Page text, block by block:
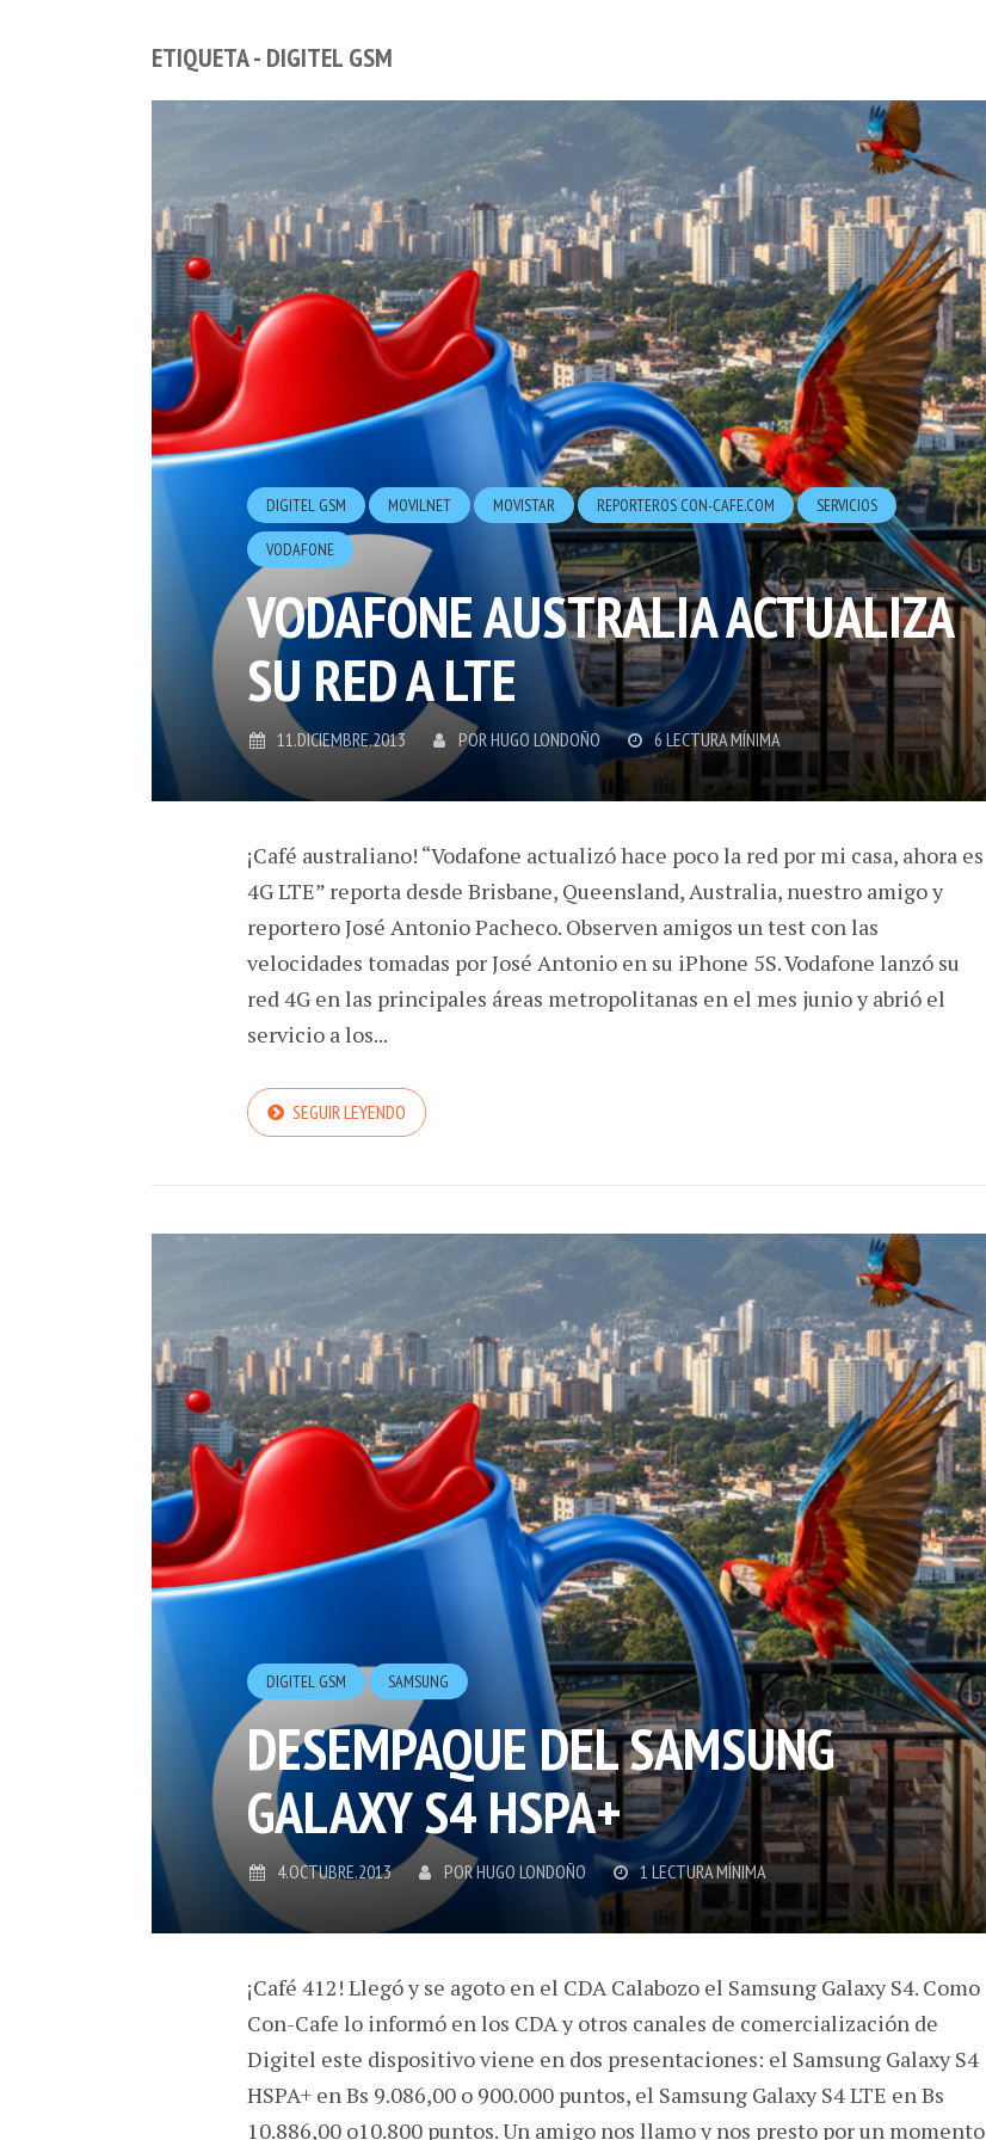
ETIQUETA - DIGITEL GSM
DIGITEL GSM MOVILNET MOVISTAR REPORTEROS CON-CAFE.COM SERVICIOS
VODAFONE
VODAFONE AUSTRALIA ACTUALIZA
SU RED A LTE
11.DICIEMBRE.2013 POR HUGO LONDOÑO 6 LECTURA MÍNIMA
¡Café australiano! “Vodafone actualizó hace poco la red por mi casa, ahora es
4G LTE” reporta desde Brisbane, Queensland, Australia, nuestro amigo y
reportero José Antonio Pacheco. Observen amigos un test con las
velocidades tomadas por José Antonio en su iPhone 5S. Vodafone lanzó su
red 4G en las principales áreas metropolitanas en el mes junio y abrió el
servicio a los...
SEGUIR LEYENDO
DIGITEL GSM SAMSUNG
DESEMPAQUE DEL SAMSUNG
GALAXY S4 HSPA+
4.OCTUBRE.2013 PORHUGO LONDOÑO 1 LECTURA MÍNIMA
¡Café 412! Llegó y se agoto en el CDA Calabozo el Samsung Galaxy S4. Como
Con-Cafe lo informó en los CDA y otros canales de comercialización de
Digitel este dispositivo viene en dos presentaciones: el Samsung Galaxy S4
HSPA+ en Bs 9.086,00 o 900.000 puntos, el Samsung Galaxy S4 LTE en Bs
10.886,00 o10.800 puntos. Un amigo nos llamo y nos presto por un momento